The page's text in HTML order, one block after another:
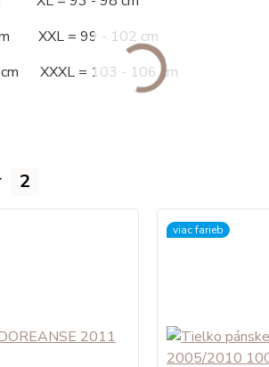
XXL = 99 - 102 cm
cm XXXL = 103 - 106 cm
2
viac farieb